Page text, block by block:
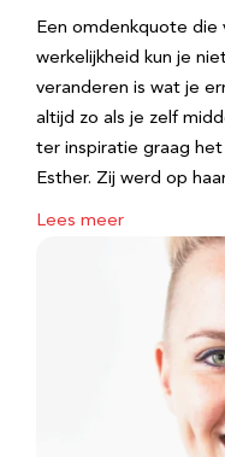
Een omdenkquote die
werkelijkheid kun je
veranderen is wat je
altijd zo als je zelf
ter inspiratie graag
Esther. Zij werd op
Lees meer